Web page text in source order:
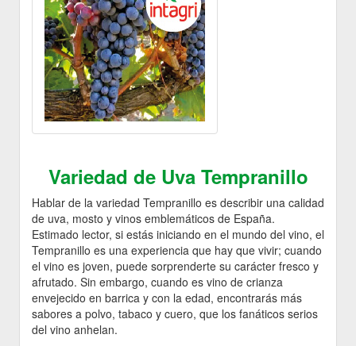
Variedad de Uva Tempranillo
Hablar de la variedad Tempranillo es describir una calidad
de uva, mosto y vinos emblemáticos de España.
Estimado lector, si estás iniciando en el mundo del vino, el
Tempranillo es una experiencia que hay que vivir; cuando
el vino es joven, puede sorprenderte su carácter fresco y
afrutado. Sin embargo, cuando es vino de crianza
envejecido en barrica y con la edad, encontrarás más
sabores a polvo, tabaco y cuero, que los fanáticos serios
del vino anhelan.